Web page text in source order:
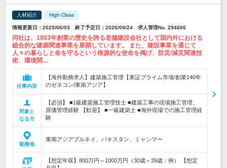
人材紹介 High Class
情報更新日：2025/06/03 終了予定日：2026/08/24 求人管理No. 294606
同社は、1883年創業の歴史を誇る老舗建設会社として国内外における
総合的な建築関連事業を展開しています。 また、建設事業を通じて
人々の暮らしと命を守るという根源的な使命を掲げ、防災/減災関連技
術、環境関…
仕事内容
【海外勤務求人】建築施工管理【東証プライム市場/創業140年
のゼネコン/東南アジア】
対象と
なる方
【必須】 ■1級建築施工管理技士 ■建築工事の現場施工管理、
原価管理経験 【歓迎】 ■一級建築士 ■海外現場での施工管理経
験
勤務地
東南アジアブルネイ、パキスタン、ミャンマー
【想定年収】800万円～1000万円（30歳～39歳：例） 【想定